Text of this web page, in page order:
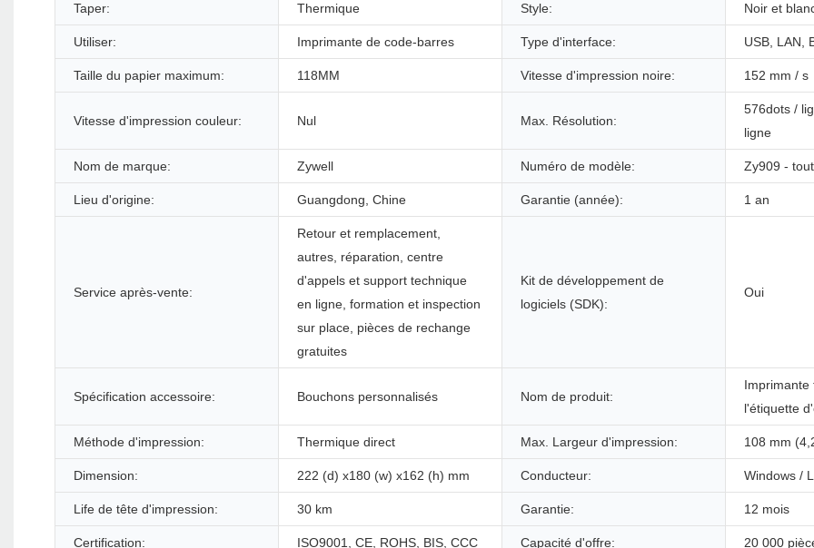
Taper: Thermique Style: Noir et
Utiliser: Imprimante de code-barres Type d'interface: USB, LAN,
Taille du papier maximum: 118MM Vitesse d'impression noire: 152 mm / s
Vitesse d'impression couleur: Nul Max. Résolution:
576dots /
ligne
Nom de marque: Zywell Numéro de modèle: Zy909 - tout
Lieu d'origine: Guangdong, Chine Garantie (année): 1 an
Service après-vente:
Retour et remplacement,
autres, réparation, centre
d'appels et support technique
en ligne, formation et inspection
sur place, pièces de rechange
gratuites
Kit de développement de
logiciels (SDK):
Oui
Spécification accessoire: Bouchons personnalisés Nom de produit:
Imprimante
l'étiquette
Méthode d'impression: Thermique direct Max. Largeur d'impression: 108 mm
Dimension: 222 (d) x180 (w) x162 (h) mm Conducteur: Windows /
Life de tête d'impression: 30 km Garantie: 12 mois
Certification: ISO9001, CE, ROHS, BIS, CCC Capacité d'offre: 20 000